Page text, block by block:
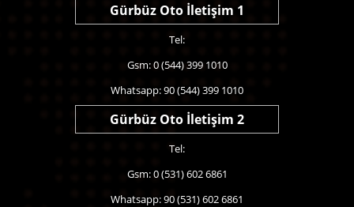
Gürbüz Oto İletişim 1
Tel:
Gsm: 0 (544) 399 1010
Whatsapp: 90 (544) 399 1010
Gürbüz Oto İletişim 2
Tel:
Gsm: 0 (531) 602 6861
Whatsapp: 90 (531) 602 6861